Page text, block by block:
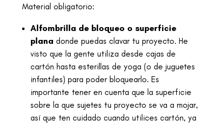
Material obligatorio:
Alfombrilla de bloqueo o superficie
plana donde puedas clavar tu proyecto. He
visto que la gente utiliza desde cajas de
cartón hasta esterillas de yoga (o de juguetes
infantiles) para poder bloquearlo. Es
importante tener en cuenta que la superficie
sobre la que sujetes tu proyecto se va a mojar,
así que ten cuidado cuando utilices cartón, ya